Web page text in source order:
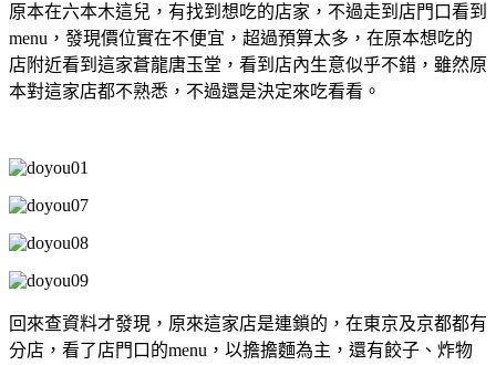
原本在六本木這兒，有找到想吃的店家，不過走到店門口看到
menu，發現價位實在不便宜，超過預算太多，在原本想吃的
店附近看到這家蒼龍唐玉堂，看到店內生意似乎不錯，雖然原
本對這家店都不熟悉，不過還是決定來吃看看。
回來查資料才發現，原來這家店是連鎖的，在東京及京都都有
分店，看了店門口的menu，以擔擔麵為主，還有餃子、炸物